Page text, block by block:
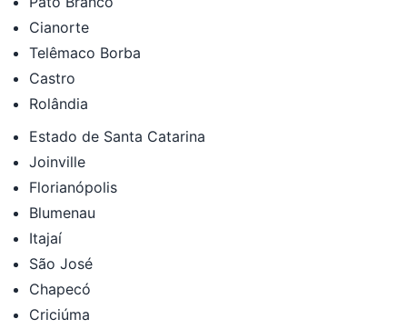
Cianorte
Telêmaco Borba
Castro
Rolândia
Estado de Santa Catarina
Joinville
Florianópolis
Blumenau
Itajaí
São José
Chapecó
Criciúma